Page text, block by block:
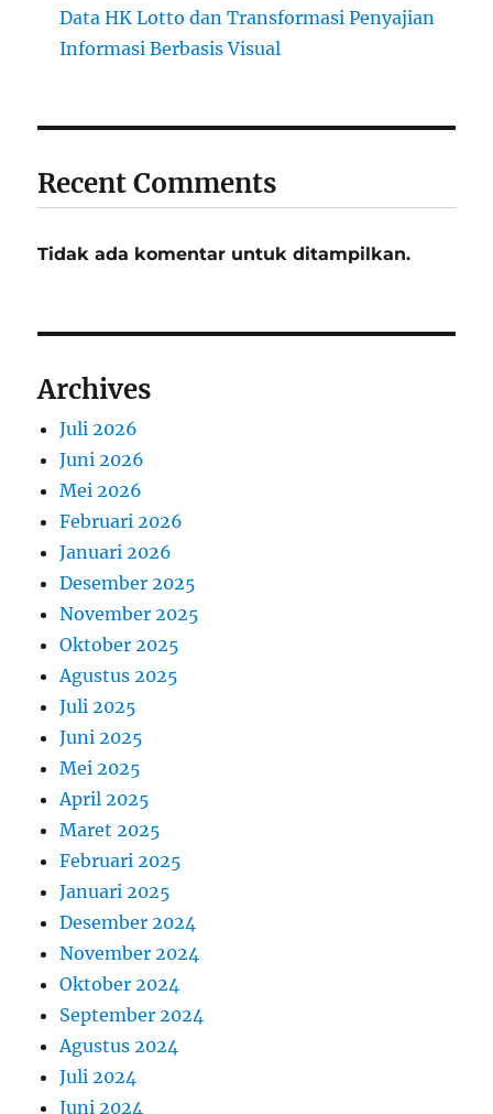
Data HK Lotto dan Transformasi Penyajian
Informasi Berbasis Visual
Recent Comments
Tidak ada komentar untuk ditampilkan.
Archives
Juli 2026
Juni 2026
Mei 2026
Februari 2026
Januari 2026
Desember 2025
November 2025
Oktober 2025
Agustus 2025
Juli 2025
Juni 2025
Mei 2025
April 2025
Maret 2025
Februari 2025
Januari 2025
Desember 2024
November 2024
Oktober 2024
September 2024
Agustus 2024
Juli 2024
Juni 2024